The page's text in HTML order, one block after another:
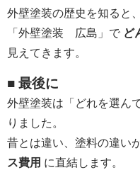
外壁塗装の歴史を知ると、
「外壁塗装 広島」で ど
見えてきます。
■ 最後に
外壁塗装は「どれを選ん
りました。
昔とは違い、塗料の違い
ス費用 に直結します。